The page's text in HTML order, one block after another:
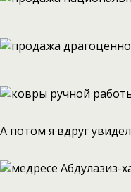
А потом я вдруг